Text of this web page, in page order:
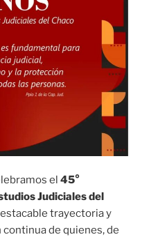
el 45°
Judiciales del
trayectoria y
de quienes, de